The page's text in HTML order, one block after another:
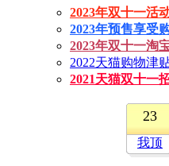
2023年双十一活
2023年预售享受
2023年双十一淘
2022天猫购物津
2021天猫双十一
23
我顶